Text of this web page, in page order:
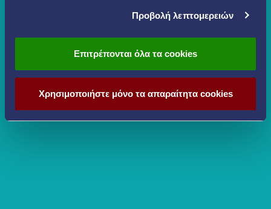
Προβολή λεπτομερειών
Επιτρέπονται όλα τα cookies
Χρησιμοποιήστε μόνο τα απαραίτητα cookies